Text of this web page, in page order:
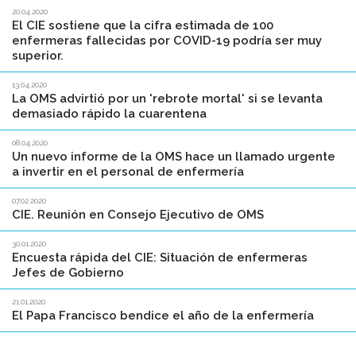
20.04.2020
El CIE sostiene que la cifra estimada de 100
enfermeras fallecidas por COVID-19 podría ser muy
superior.
13.04.2020
La OMS advirtió por un 'rebrote mortal' si se levanta
demasiado rápido la cuarentena
08.04.2020
Un nuevo informe de la OMS hace un llamado urgente
a invertir en el personal de enfermería
07.02.2020
CIE. Reunión en Consejo Ejecutivo de OMS
30.01.2020
Encuesta rápida del CIE: Situación de enfermeras
Jefes de Gobierno
21.01.2020
El Papa Francisco bendice el año de la enfermería